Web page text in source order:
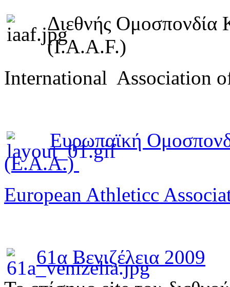
Διεθνής Ομοσπονδία
(I.A.A.F.)
International Association
Ευρωπαϊκή
(E.A.A.)
European Athleticc
61α Βενιζέλεια 2009